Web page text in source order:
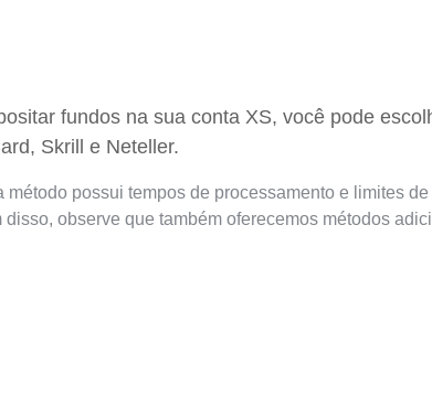
fundos na sua conta XS, você pode
Skrill e Neteller.
método possui tempos de processamento e limites
disso, observe que também oferecemos métodos